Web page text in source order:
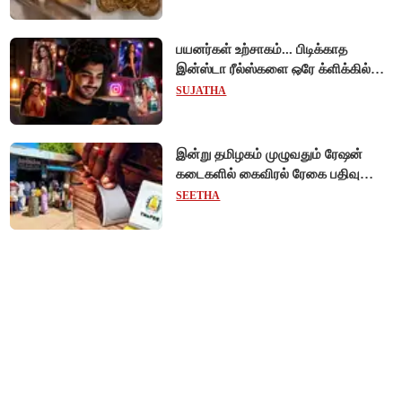
பயனர்கள் உற்சாகம்... பிடிக்காத
இன்ஸ்டா ரீல்ஸ்களை ஒரே க்ளிக்கில்
மாற்றியமைக்கலாம்!
SUJATHA
இன்று தமிழகம் முழுவதும் ரேஷன்
கடைகளில் கைவிரல் ரேகை பதிவு
சிறப்பு முகாம்!
SEETHA